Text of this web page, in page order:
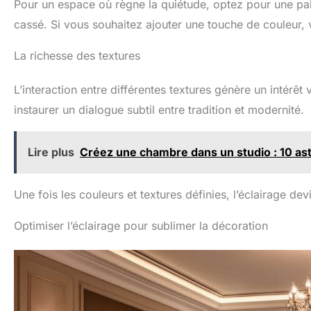
Pour un espace où règne la quiétude, optez pour une
cassé. Si vous souhaitez ajouter une touche de
La richesse des textures
L’interaction entre différentes textures génère un
instaurer un dialogue subtil entre tradition et modernité.
Lire plus Créez une chambre dans un studio : 10
Une fois les couleurs et textures définies, l’éclairage
Optimiser l’éclairage pour sublimer la décoration